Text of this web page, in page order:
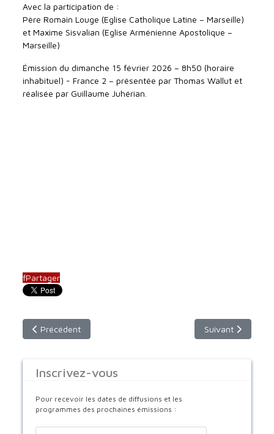
Avec la participation de :
Père Romain Louge (Eglise Catholique Latine – Marseille)
et Maxime Sisvalian (Eglise Arménienne Apostolique –
Marseille)
Émission du dimanche 15 février 2026 – 8h50 (horaire
inhabituel) - France 2 – présentée par Thomas Wallut et
réalisée par Guillaume Juhérian.
fPartager
Article précédent : les Chrétiens d'Orient et le martyre
Précédent Article suivant :
Suivant
Inscrivez-vous
Pour recevoir les dates de diffusions et les
programmes des prochaines émissions :